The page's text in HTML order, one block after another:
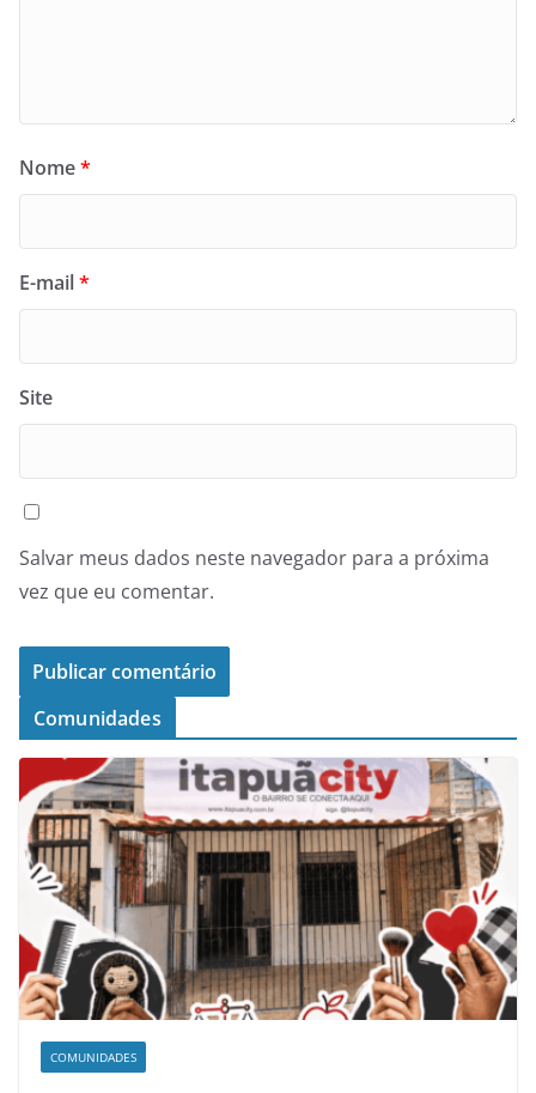
Nome*
E-mail*
Site
Salvar meus dados neste navegador para a próxima
vez que eu comentar.
Comunidades
COMUNIDADES